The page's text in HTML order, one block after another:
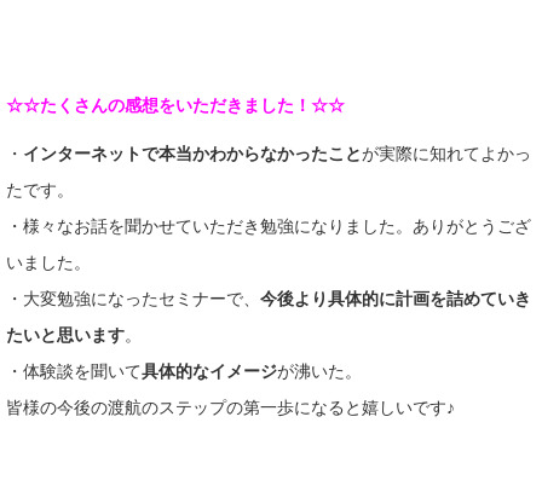
☆☆たくさんの感想をいただきました！☆☆
・ インターネットで本当かわからなかったことが実際に知れてよかっ
たです。
・様々なお話を聞かせていただき勉強になりました。ありがとうござ
いました。
・大変勉強になったセミナーで、 今後より具体的に計画を詰めていき
たいと思います。
・体験談を聞いて具体的なイメージが沸いた。
皆様の今後の渡航のステップの第一歩になると嬉しいです♪